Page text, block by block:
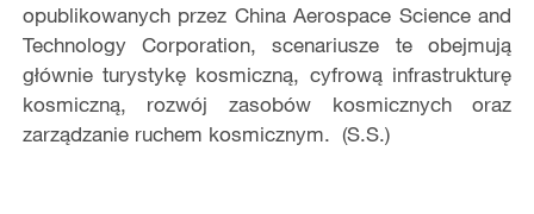
opublikowanych przez China Aerospace Science and
Technology Corporation, scenariusze te obejmują
głównie turystykę kosmiczną, cyfrową infrastrukturę
kosmiczną, rozwój zasobów kosmicznych oraz
zarządzanie ruchem kosmicznym. (S.S.)